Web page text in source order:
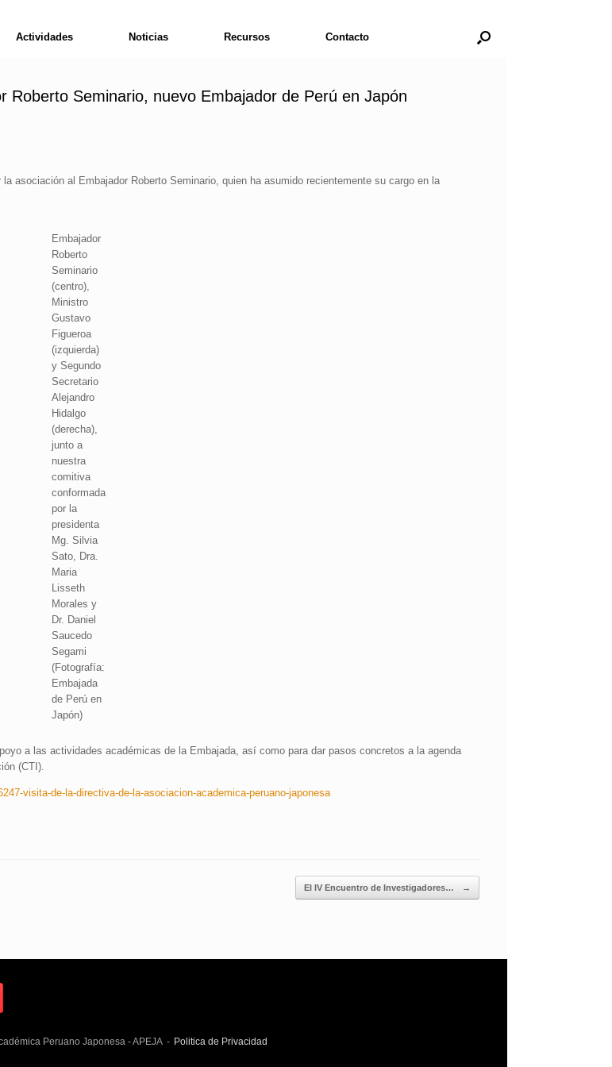
Actividades Noticias Recursos Contacto
Roberto Seminario, nuevo Embajador de Perú en Japón
asociación al Embajador Roberto Seminario, quien ha asumido recientemente su cargo en la
Embajador
Roberto
Seminario
(centro),
Ministro
Gustavo
Figueroa
(izquierda)
y Segundo
Secretario
Alejandro
Hidalgo
(derecha),
junto a
nuestra
comitiva
conformada
por la
presidenta
Mg. Silvia
Sato, Dra.
Maria
Lisseth
Morales y
Dr. Daniel
Saucedo
Segami
(Fotografía:
Embajada
de Perú en
Japón)
a las actividades académicas de la Embajada, así como para dar pasos concretos a la agenda
(CTI).
visita-de-la-directiva-de-la-asociacion-academica-peruano-japonesa
El IV Encuentro de Investigadores… →
Peruano Japonesa - APEJA Politica de Privacidad